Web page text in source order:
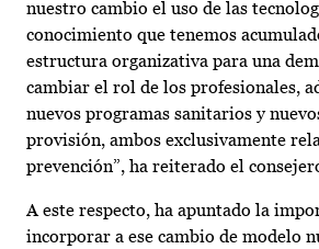
nuestro cambio el uso de las
conocimiento que tenemos
estructura organizativa para una
cambiar el rol de los profesionales,
nuevos programas sanitarios y
provisión, ambos exclusivamente
prevención”, ha reiterado el
A este respecto, ha apuntado la
incorporar a ese cambio de modelo